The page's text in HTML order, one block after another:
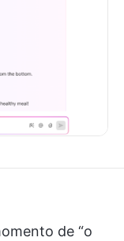
de “o